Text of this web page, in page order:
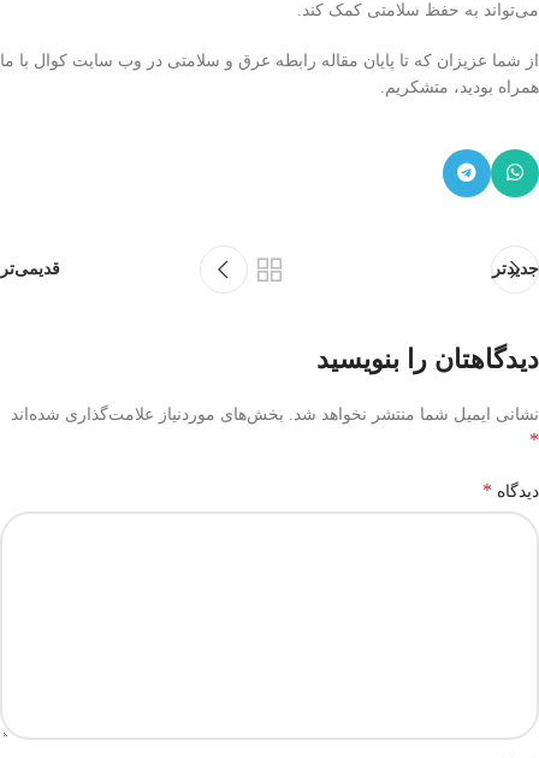
می‌تواند به حفظ سلامتی کمک کند.
از شما عزیزان که تا پایان مقاله رابطه عرق و سلامتی در وب سایت کوال با ما
همراه بودید، متشکریم.
جدیدتر قدیمی‌تر
دیدگاهتان را بنویسید
نشانی ایمیل شما منتشر نخواهد شد. بخش‌های موردنیاز علامت‌گذاری شده‌اند
*
دیدگاه *